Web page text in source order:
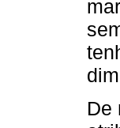
De